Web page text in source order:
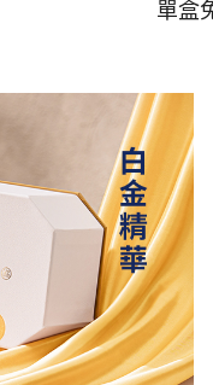
單盒